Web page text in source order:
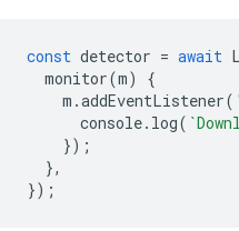
const detector = await
monitor(m)
{
m .addEventListener(
console. log(
});
},
});